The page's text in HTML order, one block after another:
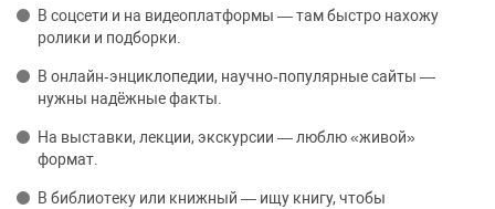
В соцсети и на видеоплатформы — там быстро нахожу
ролики и подборки.
В онлайн‑энциклопедии, научно‑популярные сайты —
нужны надёжные факты.
На выставки, лекции, экскурсии — люблю «живой»
формат.
В библиотеку или книжный — ищу книгу, чтобы